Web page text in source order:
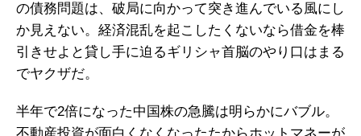
の債務問題は、破局に向かって突き進んでいる風にし
か見えない。経済混乱を起こしたくないなら借金を棒
引きせよと貸し手に迫るギリシャ首脳のやり口はまる
でヤクザだ。
半年で2倍になった中国株の急騰は明らかにバブル。